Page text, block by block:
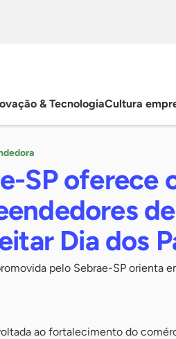
& TecnologiaCultura
SP oferece
Dia dos
pelo Sebrae-SP orienta
ao fortalecimento do